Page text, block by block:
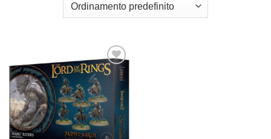
Aggiungi
alla lista
desideri